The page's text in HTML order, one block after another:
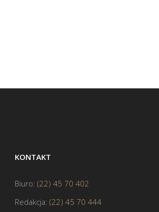
KONTAKT
Biuro: (22) 45 70 402
Redakcja: (22) 45 70 444